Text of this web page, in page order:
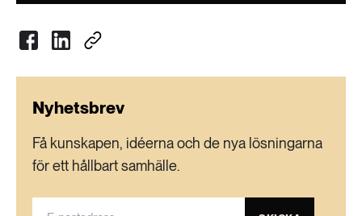
Nyhetsbrev
Få kunskapen, idéerna och de nya lösningarna
för ett hållbart samhälle.